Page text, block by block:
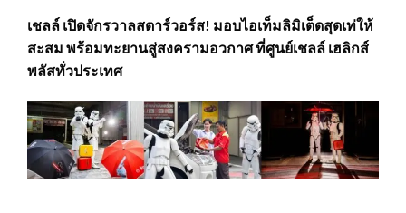
เชลล์ เปิดจักรวาลสตาร์วอร์ส! มอบไอเท็มลิมิเต็ดสุดเท่ให้
สะสม พร้อมทะยานสู่สงครามอวกาศ ที่ศูนย์เชลล์ เฮลิกส์
พลัสทั่วประเทศ